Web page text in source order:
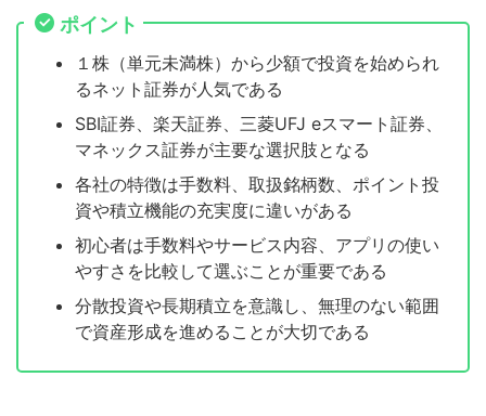
ポイント
１株（単元未満株）から少額で投資を始められ
るネット証券が人気である
SBI証券、楽天証券、三菱UFJ eスマート証券、
マネックス証券が主要な選択肢となる
各社の特徴は手数料、取扱銘柄数、ポイント投
資や積立機能の充実度に違いがある
初心者は手数料やサービス内容、アプリの使い
やすさを比較して選ぶことが重要である
分散投資や長期積立を意識し、無理のない範囲
で資産形成を進めることが大切である